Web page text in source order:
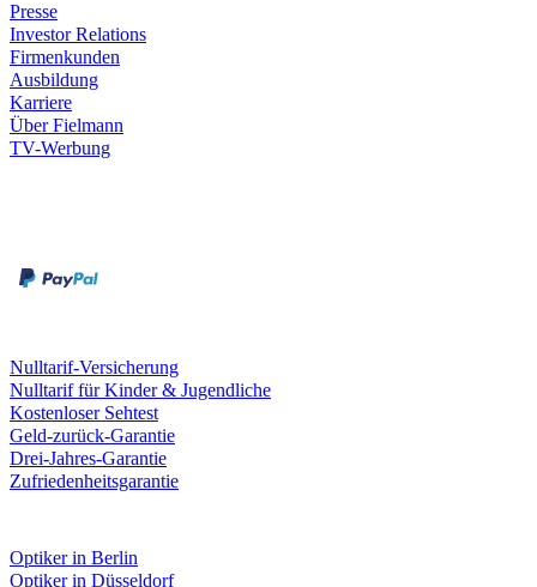
Presse
Investor Relations
Firmenkunden
Ausbildung
Karriere
Über Fielmann
TV-Werbung
Nulltarif-Versicherung
Nulltarif für Kinder & Jugendliche
Kostenloser Sehtest
Geld-zurück-Garantie
Drei-Jahres-Garantie
Zufriedenheitsgarantie
Optiker in Berlin
Optiker in Düsseldorf